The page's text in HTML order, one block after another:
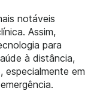
notáveis
Assim,
para
à distância,
em